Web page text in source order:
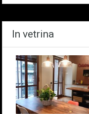
In vetrina